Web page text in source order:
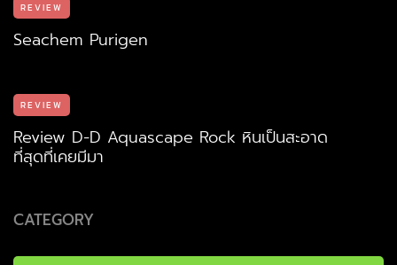
REVIEW
Seachem Purigen
REVIEW
Review D-D Aquascape Rock หินเป็นสะอาด
ที่สุดที่เคยมีมา
CATEGORY